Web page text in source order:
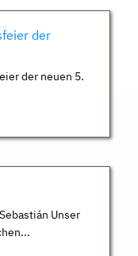
der
der neuen 5.
Unser